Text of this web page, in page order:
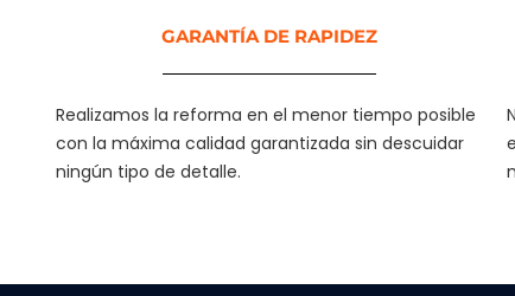
GARANTÍA DE RAPIDEZ​
Realizamos la reforma en el menor tiempo posible
con la máxima calidad garantizada sin descuidar
ningún tipo de detalle.